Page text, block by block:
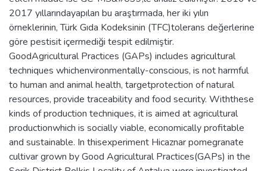
2017 yıllarındayapılan bu araştırmada, her iki yılın
örneklerinin, Türk Gıda Kodeksinin (TFC)tolerans değerlerine
göre pestisit içermediği tespit edilmiştir.
GoodAgricultural Practices (GAPs) includes agricultural
techniques whichenvironmentally-conscious, is not harmful
to human and animal health, targetprotection of natural
resources, provide traceability and food security. Withthese
kinds of production techniques, it is aimed at agricultural
productionwhich is socially viable, economically profitable
and sustainable. In thisexperiment Hicaznar pomegranate
cultivar grown by Good Agricultural Practices(GAPs) in the